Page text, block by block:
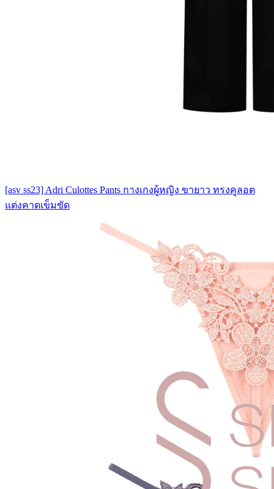
[asv ss23] Adri Culottes Pants กางเกงผู้หญิง ขายาว ทรงคูลอต
แต่งคาดเข็มขัด